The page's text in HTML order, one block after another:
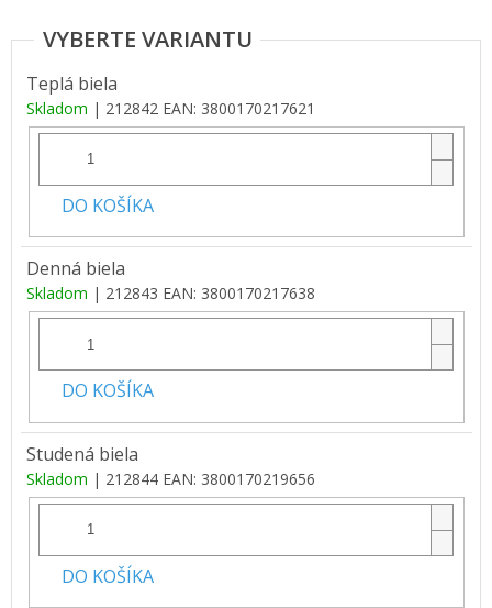
Teplá biela
Skladom | 212842 EAN: 3800170217621
DO KOŠÍKA
Denná biela
Skladom | 212843 EAN: 3800170217638
DO KOŠÍKA
Studená biela
Skladom | 212844 EAN: 3800170219656
DO KOŠÍKA